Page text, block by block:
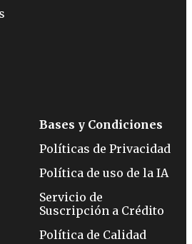
Bases y Condiciones
Políticas de Privacidad
Política de uso de la IA
Servicio de
Suscripción a Crédito
Política de Calidad